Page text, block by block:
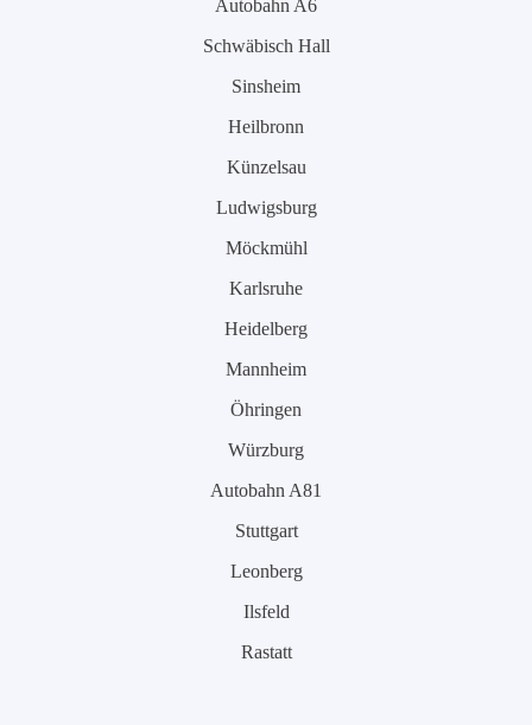
Autobahn A6
Schwäbisch Hall
Sinsheim
Heilbronn
Künzelsau
Ludwigsburg
Möckmühl
Karlsruhe
Heidelberg
Mannheim
Öhringen
Würzburg
Autobahn A81
Stuttgart
Leonberg
Ilsfeld
Rastatt